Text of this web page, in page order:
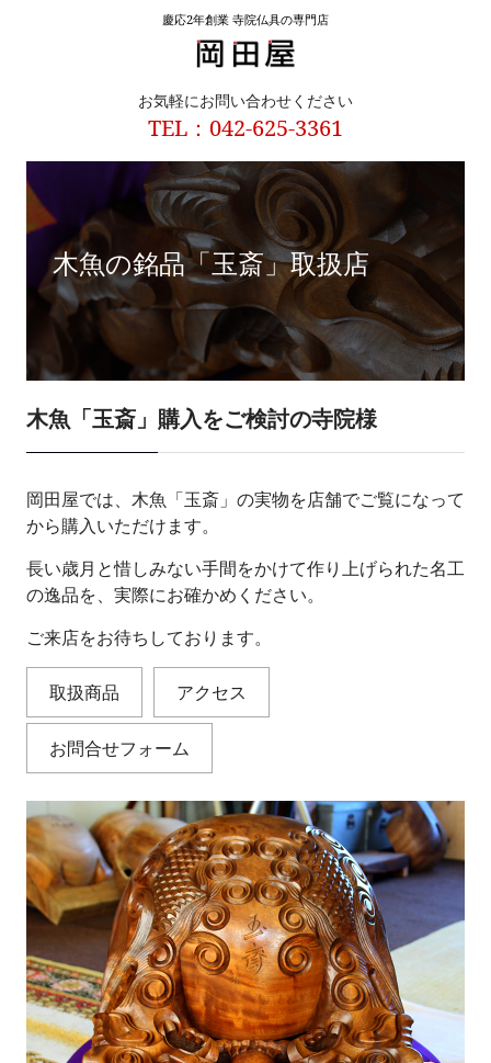
慶応2年創業 寺院仏具の専門店
お気軽にお問い合わせください
TEL：042-625-3361
木魚の銘品「玉斎」取扱店
木魚「玉斎」購入をご検討の寺院様
岡田屋では、木魚「玉斎」の実物を店舗でご覧になって
から購入いただけます。
長い歳月と惜しみない手間をかけて作り上げられた名工
の逸品を、実際にお確かめください。
ご来店をお待ちしております。
取扱商品 アクセス
お問合せフォーム